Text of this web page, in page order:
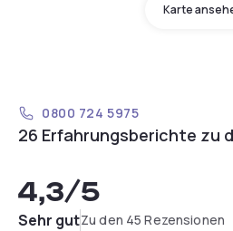
Karte
0800 724 5975
26 Erfahrungsberichte zu
4,3/5
Sehr gutZu den 45 Rezensionen